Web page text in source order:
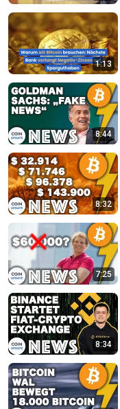
1:13
8:44
8:32
7:25
8:34